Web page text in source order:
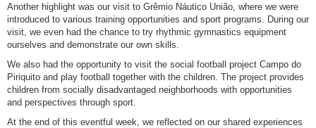
Another highlight was our visit to Grêmio Náutico União, where we were
introduced to various training opportunities and sport programs. During our
visit, we even had the chance to try rhythmic gymnastics equipment
ourselves and demonstrate our own skills.
We also had the opportunity to visit the social football project Campo do
Piriquito and play football together with the children. The project provides
children from socially disadvantaged neighborhoods with opportunities
and perspectives through sport.
At the end of this eventful week, we reflected on our shared experiences